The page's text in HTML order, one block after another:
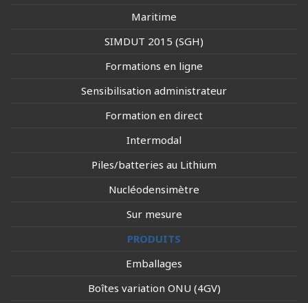
Maritime
SIMDUT 2015 (SGH)
Formations en ligne
Sensibilisation administrateur
Formation en direct
Intermodal
Piles/batteries au Lithium
Nucléodensimètre
Sur mesure
PRODUITS
Emballages
Boîtes variation ONU (4GV)